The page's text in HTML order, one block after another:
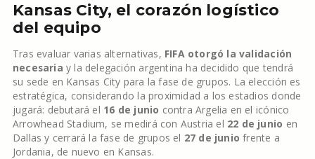
Kansas City, el corazón logístico
del equipo
Tras evaluar varias alternativas, FIFA otorgó la validación
necesaria y la delegación argentina ha decidido que tendrá
su sede en Kansas City para la fase de grupos. La elección es
estratégica, considerando la proximidad a los estadios donde
jugará: debutará el 16 de junio contra Argelia en el icónico
Arrowhead Stadium, se medirá con Austria el 22 de junio en
Dallas y cerrará la fase de grupos el 27 de junio frente a
Jordania, de nuevo en Kansas.